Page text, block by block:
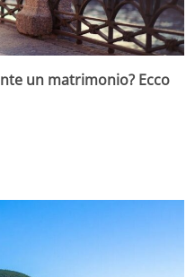
un matrimonio? Ecco